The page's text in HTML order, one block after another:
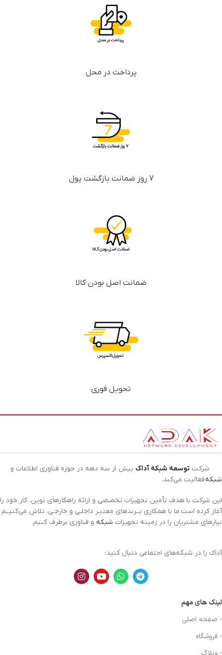
پرداخت در محل
7 روز ضمانت بازگشت پول
ضمانت اصل بودن کالا
تحویل فوری
شرکت توسعه شبکه آداک بیش از سه دهه در حوزه فناوری اطلاعات و
شبکهفعالیت می‌کند.
این شرکت با هدف تأمین تجهیزات تخصصی و ارائه راهکارهای نوین، کار خود را
آغاز کرده است.ما با همکاری بــرندهای معتبـر داخلـی و خارجـی، تلاش می‌کنیــم
نیازهای مشتریان را در زمینه تجهیزات شبکه و فناوری برطرف کنیم.
آداک را در شبکه‌های اجتماعی دنبال کنید:
لینک های مهم
- صفحه اصلی
- فروشگاه